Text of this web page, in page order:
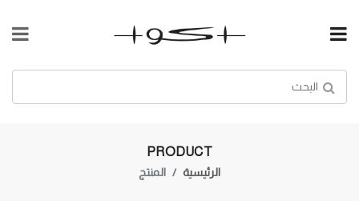
PRODUCT
الرئيسية المنتج